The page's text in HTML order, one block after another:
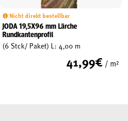
Nicht direkt bestellbar
JODA 19,5X96 mm Lärche
Rundkantenprofil
(6 Stck/ Paket) L: 4,00 m
41,99€ / m²